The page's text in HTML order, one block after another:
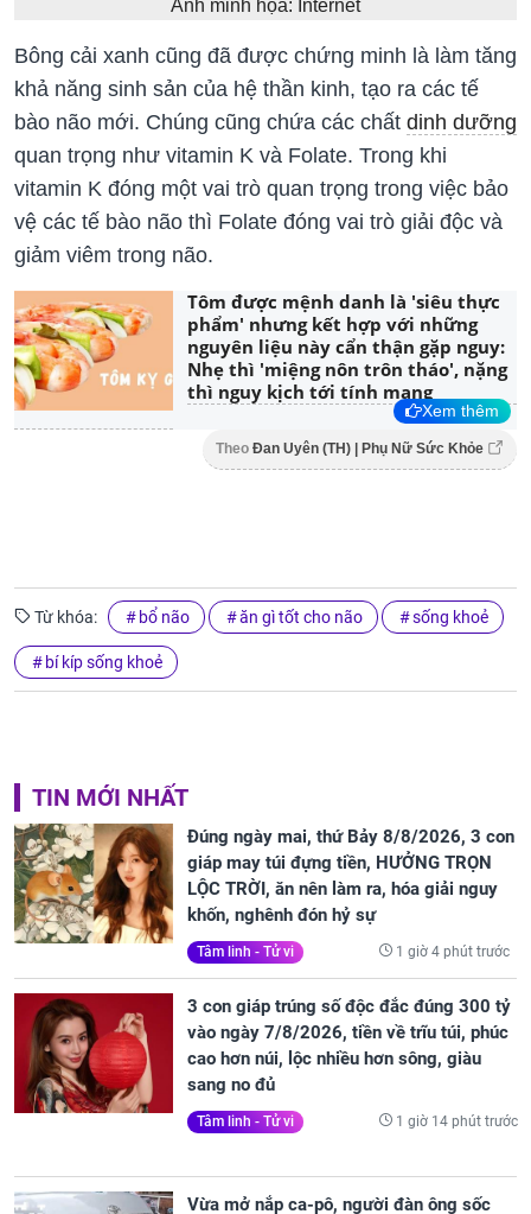
Ảnh minh họa: Internet
Bông cải xanh cũng đã được chứng minh là làm tăng
khả năng sinh sản của hệ thần kinh, tạo ra các tế
bào não mới. Chúng cũng chứa các chất dinh dưỡng
quan trọng như vitamin K và Folate. Trong khi
vitamin K đóng một vai trò quan trọng trong việc bảo
vệ các tế bào não thì Folate đóng vai trò giải độc và
giảm viêm trong não.
Tôm được mệnh danh là 'siêu thực
phẩm' nhưng kết hợp với những
nguyên liệu này cẩn thận gặp nguy:
Nhẹ thì 'miệng nôn trôn tháo', nặng
thì nguy kịch tới tính mạng
Xem thêm
Theo Đan Uyên (TH) | Phụ Nữ Sức Khỏe
Từ khóa: bổ não ăn gì tốt cho não sống khoẻ
bí kíp sống khoẻ
TIN MỚI NHẤT
Đúng ngày mai, thứ Bảy 8/8/2026, 3 con
giáp may túi đựng tiền, HƯỞNG TRỌN
LỘC TRỜI, ăn nên làm ra, hóa giải nguy
khốn, nghênh đón hỷ sự
Tâm linh - Tử vi 1 giờ 4 phút trước
3 con giáp trúng số độc đắc đúng 300 tỷ
vào ngày 7/8/2026, tiền về trĩu túi, phúc
cao hơn núi, lộc nhiều hơn sông, giàu
sang no đủ
Tâm linh - Tử vi 1 giờ 14 phút trước
Vừa mở nắp ca-pô, người đàn ông sốc